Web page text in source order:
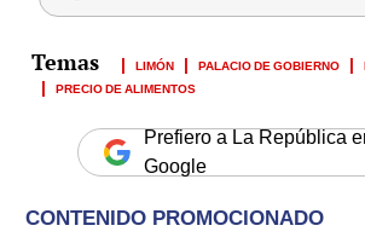
LIMÓN PALACIO DE GOBIERNO
PRECIO DE ALIMENTOS
Prefiero a La República
Google